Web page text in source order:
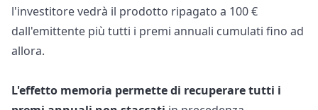
l'investitore vedrà il prodotto ripagato a 100 €
dall'emittente più tutti i premi annuali cumulati fino ad
allora.
L'effetto memoria permette di recuperare tutti i